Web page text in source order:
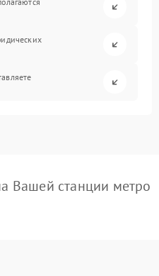
Вашей станции метро